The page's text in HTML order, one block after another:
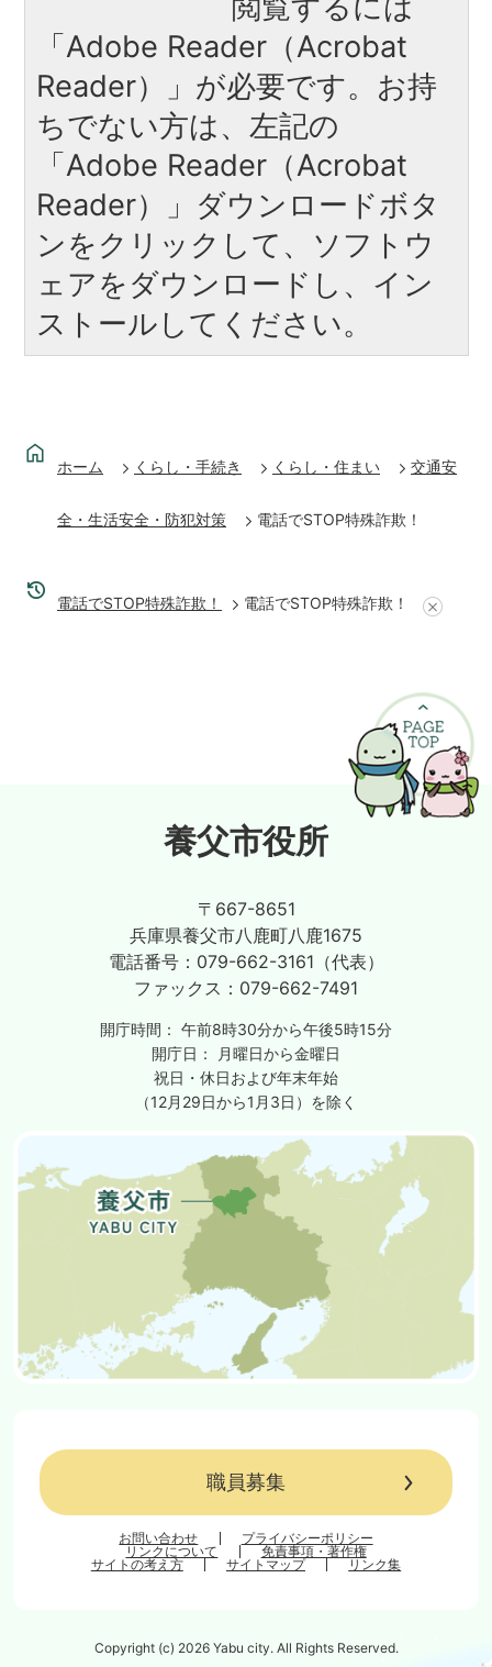
「Adobe Reader（Acrobat
Reader）」が必要です。お持
ちでない方は、左記の
「Adobe Reader（Acrobat
Reader）」ダウンロードボタ
ンをクリックして、ソフトウ
ェアをダウンロードし、イン
ストールしてください。
ホーム くらし・手続き くらし・住まい 交通安
全・生活安全・防犯対策 電話でSTOP特殊詐欺！
電話でSTOP特殊詐欺！ 電話でSTOP特殊詐欺！
養父市役所
〒667-8651
兵庫県養父市八鹿町八鹿1675
電話番号： 079-662-3161（代表）
ファックス： 079-662-7491
開庁時間： 午前8時30分から午後5時15分
開庁日：
月曜日から金曜日
祝日・休日および年末年始
（12月29日から1月3日）を除く
職員募集
お問い合わせ
プライバシーポリシー
リンクについて
免責事項・著作権
サイトの考え方
サイトマップ リンク集
Copyright (c) 2026 Yabu city. All Rights Reserved.